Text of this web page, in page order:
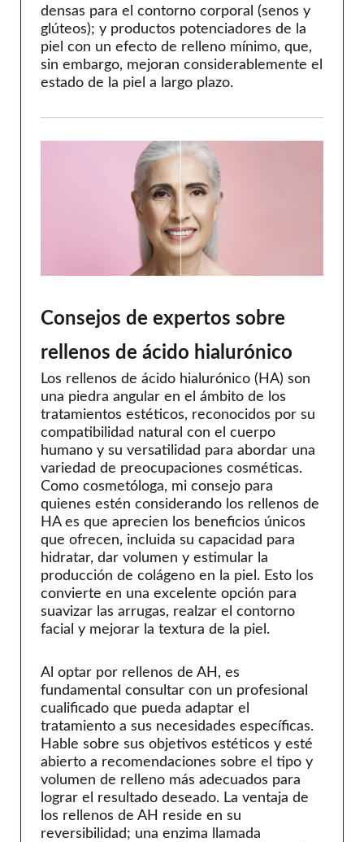
densas para el contorno corporal (senos y
glúteos); y productos potenciadores de la
piel con un efecto de relleno mínimo, que,
sin embargo, mejoran considerablemente el
estado de la piel a largo plazo.
Consejos de expertos sobre
rellenos de ácido hialurónico
Los rellenos de ácido hialurónico (HA) son
una piedra angular en el ámbito de los
tratamientos estéticos, reconocidos por su
compatibilidad natural con el cuerpo
humano y su versatilidad para abordar una
variedad de preocupaciones cosméticas.
Como cosmetóloga, mi consejo para
quienes estén considerando los rellenos de
HA es que aprecien los beneficios únicos
que ofrecen, incluida su capacidad para
hidratar, dar volumen y estimular la
producción de colágeno en la piel. Esto los
convierte en una excelente opción para
suavizar las arrugas, realzar el contorno
facial y mejorar la textura de la piel.
Al optar por rellenos de AH, es
fundamental consultar con un profesional
cualificado que pueda adaptar el
tratamiento a sus necesidades específicas.
Hable sobre sus objetivos estéticos y esté
abierto a recomendaciones sobre el tipo y
volumen de relleno más adecuados para
lograr el resultado deseado. La ventaja de
los rellenos de AH reside en su
reversibilidad; una enzima llamada